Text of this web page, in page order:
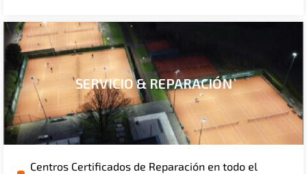
SERVICIO & REPARACIÓN
Centros Certificados de Reparación en todo el